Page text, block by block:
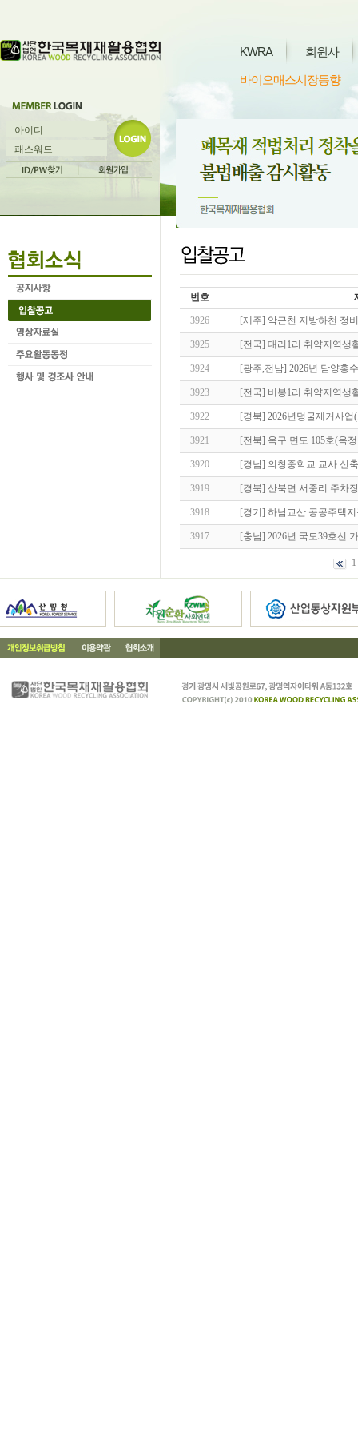
KWRA 회원사
바이오매스시장동향
번호
3926 [제주] 악근천 지방하천 정
3925 [전국] 대리1리 취약지역
3924 [광주,전남] 2026년 담양홍
3923 [전국] 비봉1리 취약지역
3922 [경북] 2026년덩굴제거사업
3921 [전북] 옥구 면도 105호(옥
3920 [경남] 의창중학교 교사 신
3919 [경북] 산북면 서중리 주차
3918 [경기] 하남교산 공공주택
3917 [충남] 2026년 국도39호선
1